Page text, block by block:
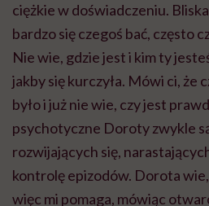
ciężkie w doświadczeniu.
bardzo się czegoś bać, często
Nie wie, gdzie jest i kim ty
jakby się kurczyła. Mówi ci, że
było i już nie wie, czy jest
psychotyczne Doroty zwykle
rozwijających się,
kontrolę epizodów. Dorota wie,
więc mi pomaga, mówiąc